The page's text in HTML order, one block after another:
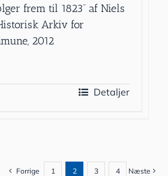
frem til 1823” af Niels
Arkiv for
2012
Detaljer
Forrige 1 2 3 4 Næste